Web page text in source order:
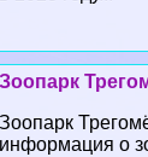
Зоопарк
Зоопарк
информация о